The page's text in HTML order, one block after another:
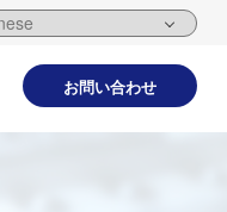
お問い合わせ